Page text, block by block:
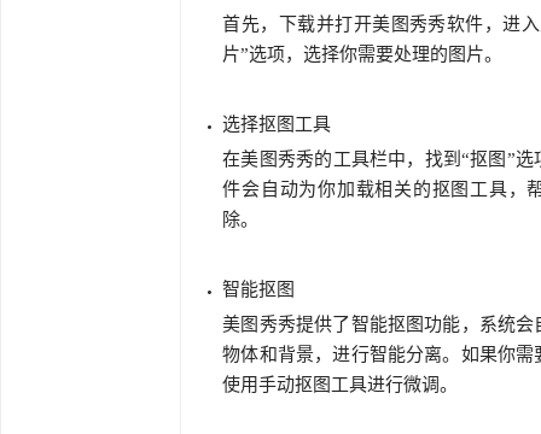
首先，下载并打开美图秀秀软件，进
片”选项，选择你需要处理的图片。
选择抠图工具
在美图秀秀的工具栏中，找到“抠图”
件会自动为你加载相关的抠图工具，
除。
智能抠图
美图秀秀提供了智能抠图功能，系统
物体和背景，进行智能分离。如果你
使用手动抠图工具进行微调。